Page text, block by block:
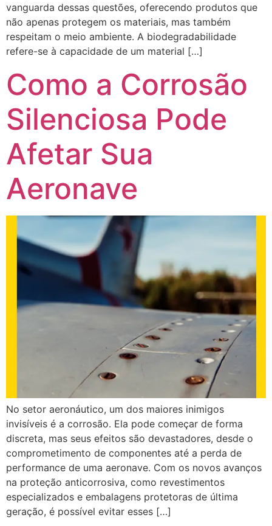
vanguarda dessas questões, oferecendo produtos que
não apenas protegem os materiais, mas também
respeitam o meio ambiente. A biodegradabilidade
refere-se à capacidade de um material […]
Como a Corrosão
Silenciosa Pode
Afetar Sua
Aeronave
No setor aeronáutico, um dos maiores inimigos
invisíveis é a corrosão. Ela pode começar de forma
discreta, mas seus efeitos são devastadores, desde o
comprometimento de componentes até a perda de
performance de uma aeronave. Com os novos avanços
na proteção anticorrosiva, como revestimentos
especializados e embalagens protetoras de última
geração, é possível evitar esses […]